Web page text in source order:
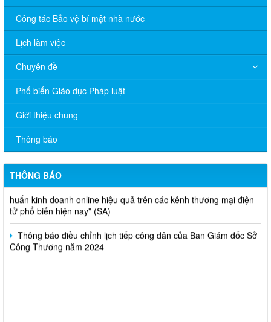
Công tác Bảo vệ bí mật nhà nước
Lịch làm việc
Chuyên đề
Phổ biến Giáo dục Pháp luật
Giới thiệu chung
Thông báo
THÔNG BÁO
và hoạt động mua bán khí trên địa bàn tỉnh năm 2025 (nhắc lần
2).
Thông báo bán thanh lý tài sản công theo hình thức chỉ định
Thông báo lựa chọn nhà thầu thực hiện gói thầu: “tổ chức tập
huấn kinh doanh online hiệu quả trên các kênh thương mại điện
tử phổ biến hiện nay” (SA)
Thông báo điều chỉnh lịch tiếp công dân của Ban Giám đốc Sở
Công Thương năm 2024